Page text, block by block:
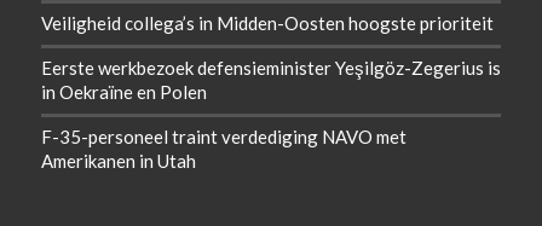
Veiligheid collega’s in Midden-Oosten hoogste prioriteit
Eerste werkbezoek defensieminister Yeşilgöz-Zegerius is
in Oekraïne en Polen
F-35-personeel traint verdediging NAVO met
Amerikanen in Utah